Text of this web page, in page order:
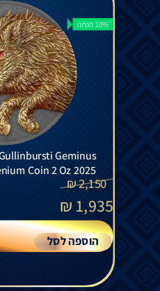
10% הנחה
Geminus
Coin 2 Oz 2025
2,150
₪
1,935
₪
הוספה לסל